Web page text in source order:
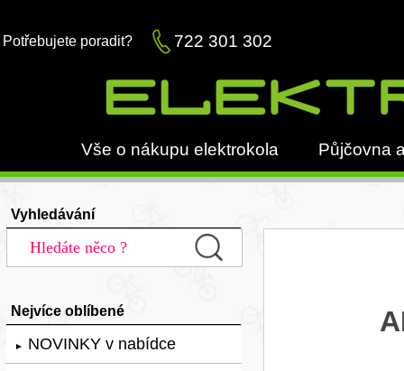
Potřebujete poradit? 722 301 302
Vše o nákupu elektrokola Půjčovna
Vyhledávání
Nejvíce oblíbené
► NOVINKY v nabídce